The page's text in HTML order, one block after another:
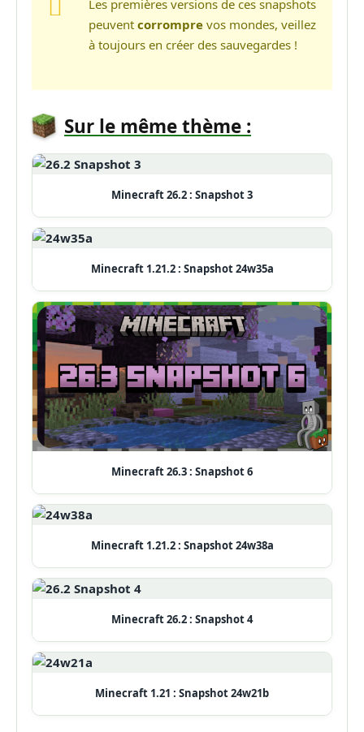
Les premières versions de ces snapshots
peuvent corrompre vos mondes, veillez
à toujours en créer des sauvegardes !
Sur le même thème :
Minecraft 26.2 : Snapshot 3
Minecraft 1.21.2 : Snapshot 24w35a
Minecraft 26.3 : Snapshot 6
Minecraft 1.21.2 : Snapshot 24w38a
Minecraft 26.2 : Snapshot 4
Minecraft 1.21 : Snapshot 24w21b